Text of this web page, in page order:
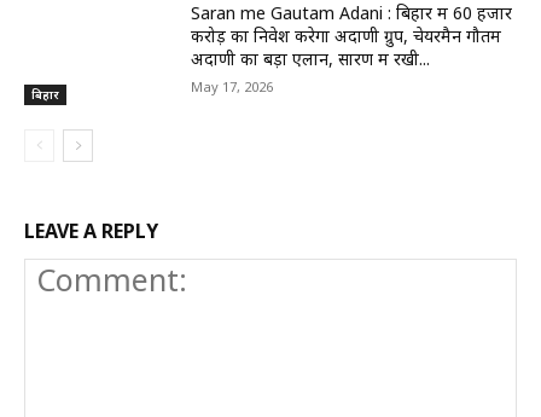
बिहार
Saran me Gautam Adani : बिहार में 60 हजार
करोड़ का निवेश करेगा अदाणी ग्रुप, चेयरमैन गौतम
अदाणी का बड़ा एलान, सारण में रखी...
May 17, 2026
LEAVE A REPLY